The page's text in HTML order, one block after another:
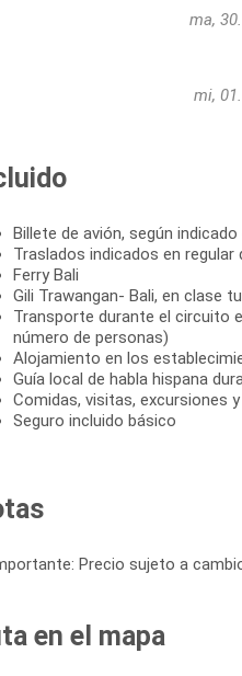
ma,
mi,
Billete de avión, según
Traslados indicados en regular
Ferry Bali
Gili Trawangan- Bali, en clase
Transporte durante el circuito
número de personas)
Alojamiento en los
Guía local de habla hispana
Comidas, visitas, excursiones
Seguro incluido básico
Precio sujeto a
en el mapa